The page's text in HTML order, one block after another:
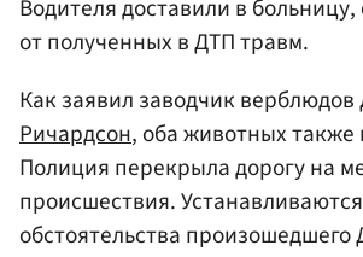
Водителя доставили в
от полученных в ДТП травм.
Как заявил заводчик верблюдов
Ричардсон, оба животных также
Полиция перекрыла дорогу на
происшествия.
обстоятельства произошедшего